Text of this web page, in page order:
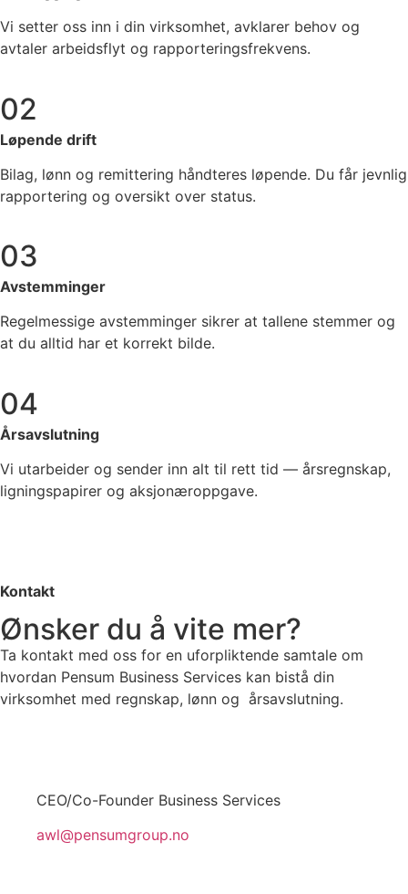
Vi setter oss inn i din virksomhet, avklarer behov og
avtaler arbeidsflyt og rapporteringsfrekvens.
02
Løpende drift
Bilag, lønn og remittering håndteres løpende. Du får jevnlig
rapportering og oversikt over status.
03
Avstemminger
Regelmessige avstemminger sikrer at tallene stemmer og
at du alltid har et korrekt bilde.
04
Årsavslutning
Vi utarbeider og sender inn alt til rett tid — årsregnskap,
ligningspapirer og aksjonæroppgave.
Kontakt
Ønsker du å vite mer?
Ta kontakt med oss for en uforpliktende samtale om
hvordan Pensum Business Services kan bistå din
virksomhet med regnskap, lønn og årsavslutning.
CEO/Co-Founder Business Services
awl@pensumgroup.no